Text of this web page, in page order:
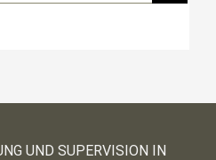
UND SUPERVISION IN